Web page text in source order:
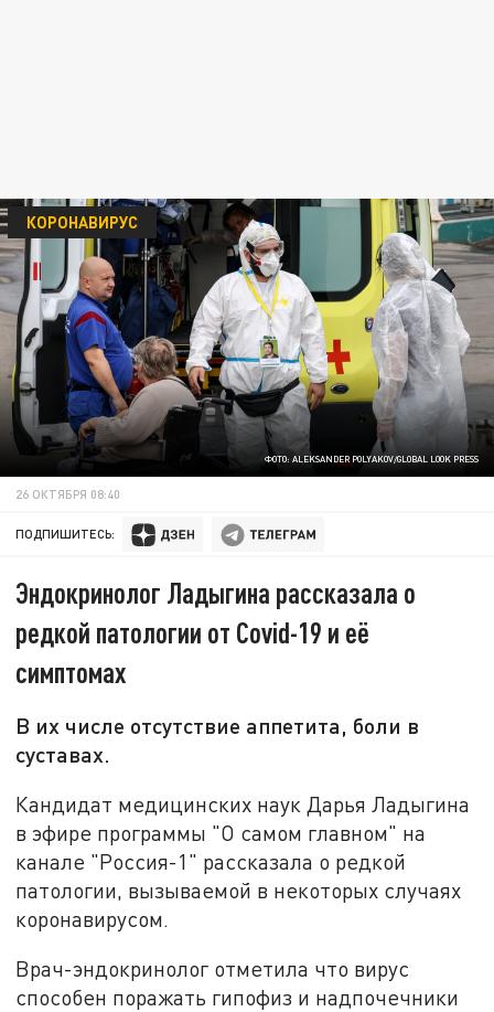
ФОТО: ALEKSANDER POLYAKOV/GLOBAL LOOK PRESS
КОРОНАВИРУС
26 ОКТЯБРЯ 08:40
ПОДПИШИТЕСЬ:
Эндокринолог Ладыгина рассказала о
редкой патологии от Covid-19 и её
симптомах
В их числе отсутствие аппетита, боли в
суставах.
Кандидат медицинских наук Дарья Ладыгина
в эфире программы "О самом главном" на
канале "Россия-1" рассказала о редкой
патологии, вызываемой в некоторых случаях
коронавирусом.
Врач-эндокринолог отметила что вирус
способен поражать гипофиз и надпочечники